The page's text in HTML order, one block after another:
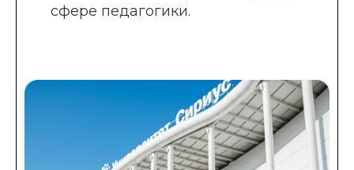
сфере педагогики.